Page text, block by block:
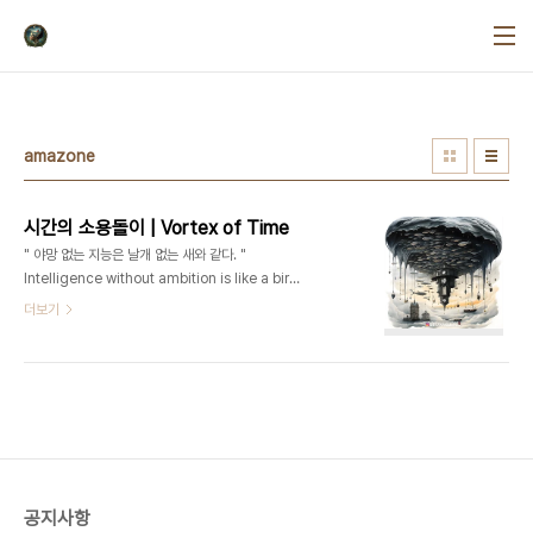
amazone
시간의 소용돌이 | Vortex of Time
" 야망 없는 지능은 날개 없는 새와 같다. "
Intelligence without ambition is like a bird without wings.-
살바도르 달리 Salvador Dalí 시간의 소용돌
더보기
공지사항